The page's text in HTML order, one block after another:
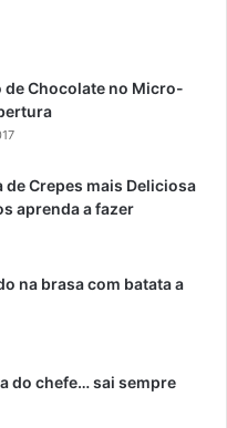
de Chocolate no Micro-
de Crepes mais Deliciosa
aprenda a fazer
na brasa com batata a
do chefe… sai sempre